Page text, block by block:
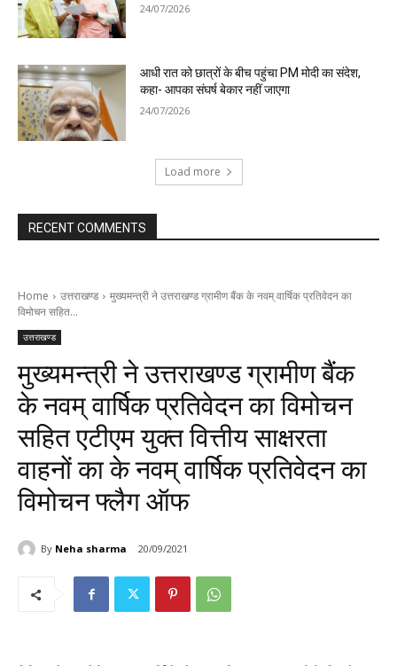
24/07/2026
आधी रात को छात्रों के बीच पहुंचा PM मोदी का संदेश,
कहा- आपका संघर्ष बेकार नहीं जाएगा
24/07/2026
Load more
RECENT COMMENTS